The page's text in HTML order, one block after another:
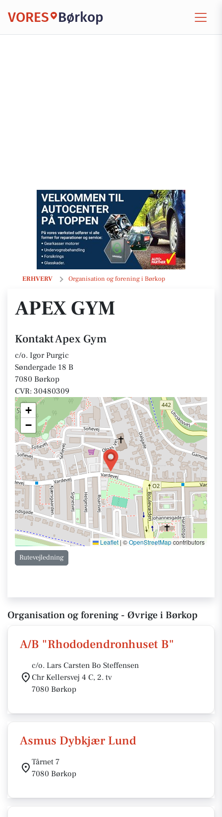
VORES Børkop
ERHVERV Organisation og forening i Børkop
Apex Gym
APEX GYM
Kontakt Apex Gym
c/o. Igor Purgic
Søndergade 18 B
7080 Børkop
CVR: 30480309
+
−
Leaflet | ©OpenStreetMapcontributors
Rutevejledning
Organisation og forening - Øvrige i Børkop
A/B "Rhododendronhuset B"
c/o. Lars Carsten Bo Steffensen
Chr Kellersvej 4 C, 2. tv
7080 Børkop
Asmus Dybkjær Lund
Tårnet 7
7080 Børkop